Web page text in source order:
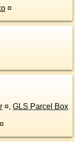
¤
¤, GLS Parcel Box
¤